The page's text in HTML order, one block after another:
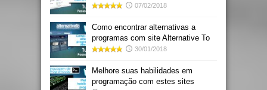
07/02/2018
Como encontrar alternativas a
programas com site Alternative To
30/01/2018
Melhore suas habilidades em
programação com estes sites